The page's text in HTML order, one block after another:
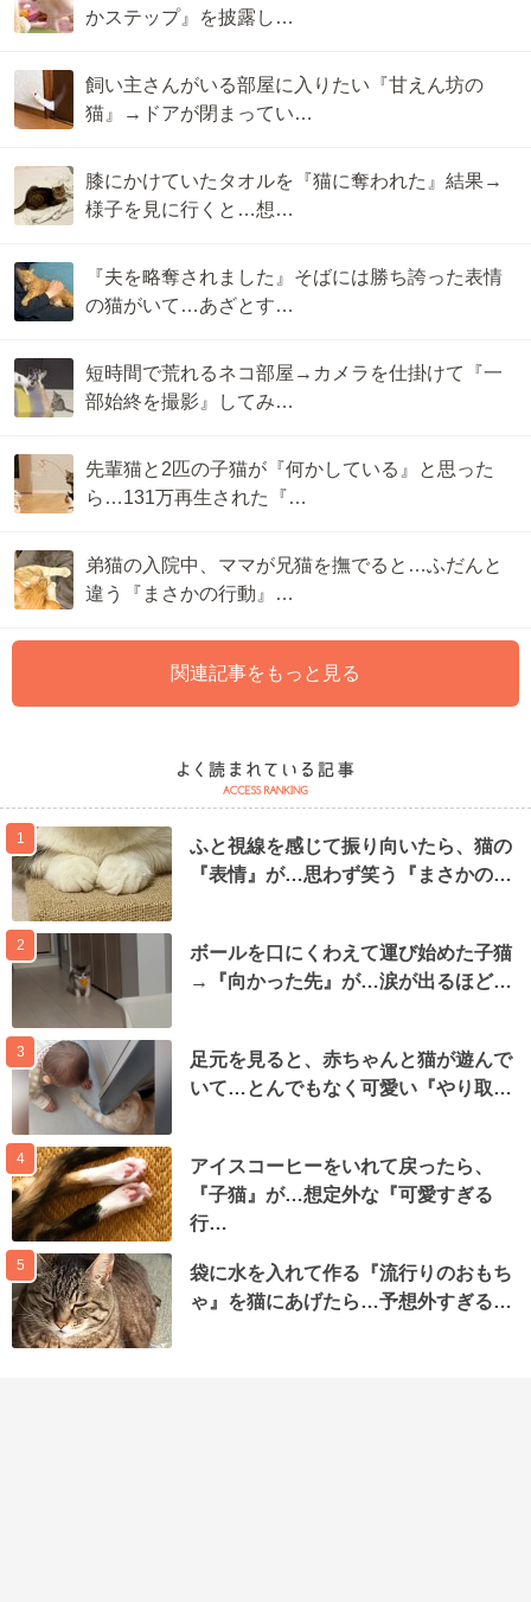
かステップ』を披露し…
飼い主さんがいる部屋に入りたい『甘えん坊の
猫』→ドアが閉まってい…
膝にかけていたタオルを『猫に奪われた』結果→
様子を見に行くと…想…
『夫を略奪されました』そばには勝ち誇った表情
の猫がいて…あざとす…
短時間で荒れるネコ部屋→カメラを仕掛けて『一
部始終を撮影』してみ…
先輩猫と2匹の子猫が『何かしている』と思った
ら…131万再生された『…
弟猫の入院中、ママが兄猫を撫でると…ふだんと
違う『まさかの行動』…
関連記事をもっと見る
1
ふと視線を感じて振り向いたら、猫の
『表情』が…思わず笑う『まさかの…
2
ボールを口にくわえて運び始めた子猫
→『向かった先』が…涙が出るほど…
3
足元を見ると、赤ちゃんと猫が遊んで
いて…とんでもなく可愛い『やり取…
4
アイスコーヒーをいれて戻ったら、
『子猫』が…想定外な『可愛すぎる
行…
5
袋に水を入れて作る『流行りのおもち
ゃ』を猫にあげたら…予想外すぎる…